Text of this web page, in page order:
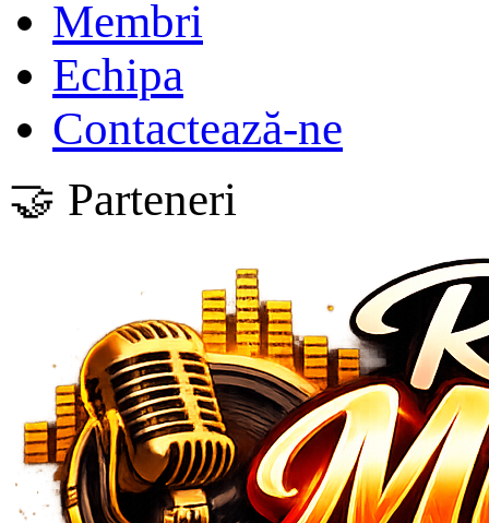
Membri
Echipa
Contactează-ne
🤝 Parteneri